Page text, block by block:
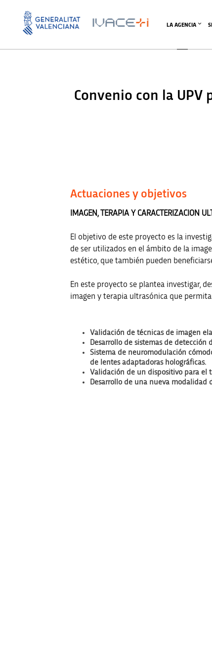
LA AGENCIA
Convenio con la
Actuaciones y objetivos
IMAGEN, TERAPIA Y CARACTERIZACION
El objetivo de este proyecto es la
de ser utilizados en el ámbito de la
estético, que también pueden
En este proyecto se plantea investigar,
imagen y terapia ultrasónica que
Validación de técnicas de imagen
Desarrollo de sistemas de detección
Sistema de neuromodulación
de lentes adaptadoras holográficas.
Validación de un dispositivo para el
Desarrollo de una nueva modalidad